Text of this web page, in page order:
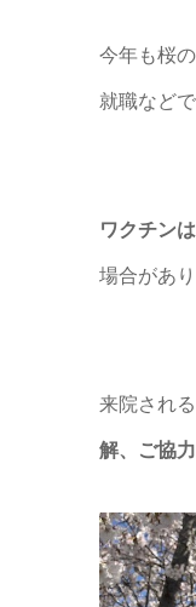
今年も桜
就職などで
ワクチン
場合があ
来院される
解、ご協